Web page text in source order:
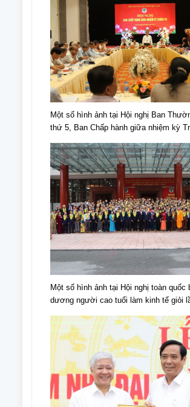
Một số hình ảnh tại Hội nghị Ban
thứ 5, Ban Chấp hành giữa nhiệm kỳ
Một số hình ảnh tại Hội nghị toàn quốc
dương người cao tuổi làm kinh tế giỏi